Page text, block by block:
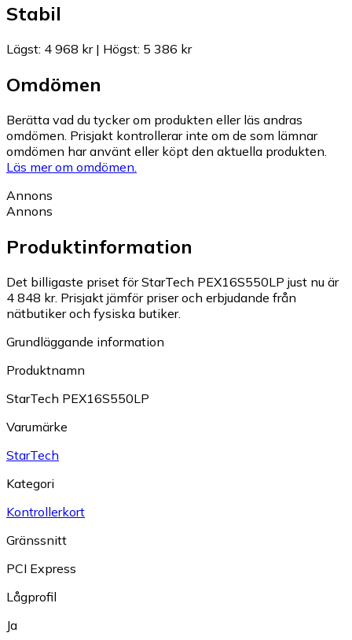
Stabil
Lägst: 4 968 kr| Högst: 5 386 kr
Omdömen
Berätta vad du tycker om produkten eller läs andras
omdömen. Prisjakt kontrollerar inte om de som lämnar
omdömen har använt eller köpt den aktuella produkten.
Läs mer om omdömen.
Annons
Annons
Produktinformation
Det billigaste priset för StarTech PEX16S550LP just nu är
4 848 kr. Prisjakt jämför priser och erbjudande från
nätbutiker och fysiska butiker.
Grundläggande information
Produktnamn
StarTech PEX16S550LP
Varumärke
StarTech
Kategori
Kontrollerkort
Gränssnitt
PCI Express
Lågprofil
Ja